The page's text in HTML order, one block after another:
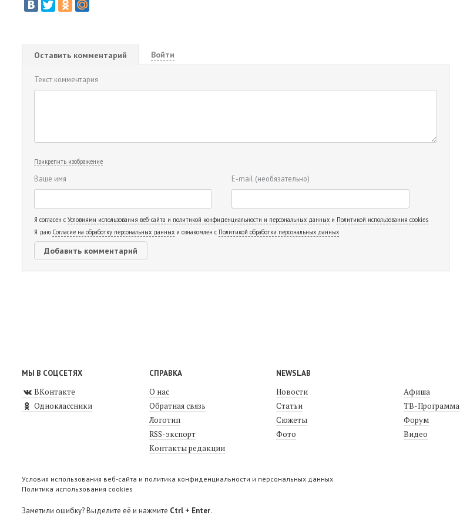
Оставить комментарий Войти
Текст комментария
Прикрепить изображение
Ваше имя E-mail (необязательно)
Я согласен с Условиями использования веб-сайта и политикой конфиденциальности и персональных данных и Политикой использования cookies
Я даю Согласие на обработку персональных данных и ознакомлен с Политикой обработки персональных данных
МЫ В СОЦСЕТЯХ
ВКонтакте
Одноклассники
СПРАВКА
О нас
Обратная связь
Логотип
RSS-экспорт
Контакты редакции
NEWSLAB
Новости
Статьи
Сюжеты
Фото
Афиша
ТВ-Программа
Форум
Видео
Условия использования веб-сайта и политика конфиденциальности и персональных данных
Политика использования cookies
Заметили ошибку? Выделите её и нажмите Ctrl + Enter.